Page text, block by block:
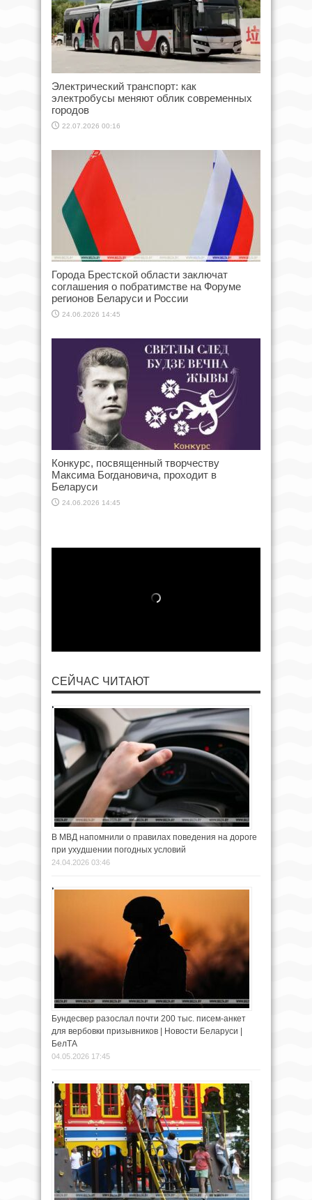
Электрический транспорт: как
электробусы меняют облик современных
городов
22.07.2026 00:16
Города Брестской области заключат
соглашения о побратимстве на Форуме
регионов Беларуси и России
24.06.2026 14:45
Конкурс, посвященный творчеству
Максима Богдановича, проходит в
Беларуси
24.06.2026 14:45
СЕЙЧАС ЧИТАЮТ
В МВД напомнили о правилах поведения на дороге
при ухудшении погодных условий
24.04.2026 03:46
Бундесвер разослал почти 200 тыс. писем-анкет
для вербовки призывников | Новости Беларуси |
БелТА
04.05.2026 17:45